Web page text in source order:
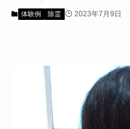
体験例 除霊 2023年7月9日